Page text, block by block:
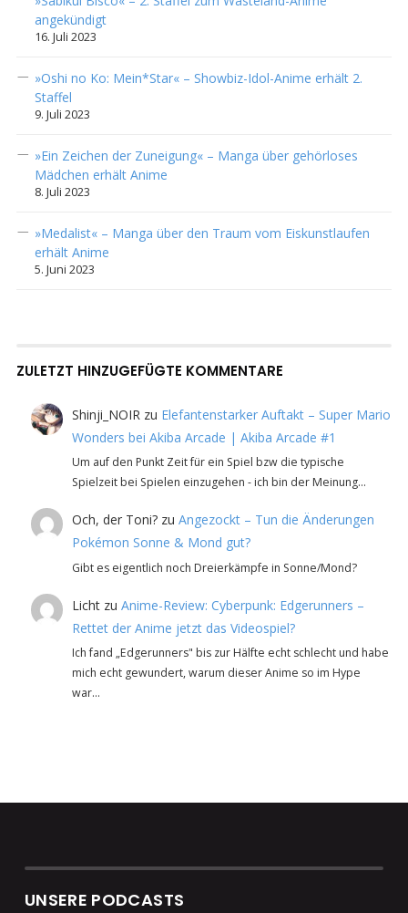
angekündigt
16. Juli 2023
»Oshi no Ko: Mein*Star« – Showbiz-Idol-Anime erhält 2.
Staffel
9. Juli 2023
»Ein Zeichen der Zuneigung« – Manga über gehörloses
Mädchen erhält Anime
8. Juli 2023
»Medalist« – Manga über den Traum vom Eiskunstlaufen
erhält Anime
5. Juni 2023
ZULETZT HINZUGEFÜGTE KOMMENTARE
Shinji_NOIR zu Elefantenstarker Auftakt – Super Mario
Wonders bei Akiba Arcade | Akiba Arcade #1
Um auf den Punkt Zeit für ein Spiel bzw die typische
Spielzeit bei Spielen einzugehen - ich bin der Meinung…
Och, der Toni? zuAngezockt – Tun die Änderungen
Pokémon Sonne & Mond gut?
Gibt es eigentlich noch Dreierkämpfe in Sonne/Mond?
Licht zuAnime-Review: Cyberpunk: Edgerunners –
Rettet der Anime jetzt das Videospiel?
Ich fand „Edgerunners" bis zur Hälfte echt schlecht und habe
mich echt gewundert, warum dieser Anime so im Hype
war…
UNSERE PODCASTS